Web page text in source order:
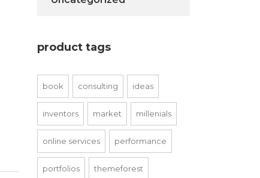
product tags
book consulting ideas
inventors market millenials
online services performance
portfolios themeforest